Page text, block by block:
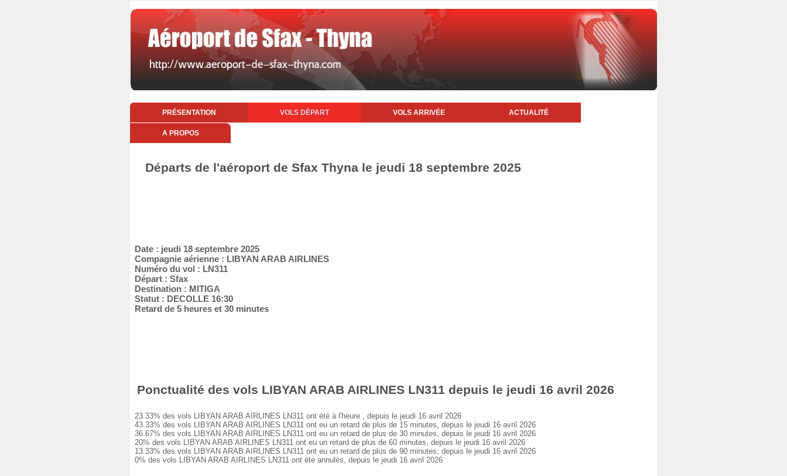
PRÉSENTATION VOLS DÉPART VOLS ARRIVÉE ACTUALITÉ
A PROPOS
Départs de l'aéroport de Sfax Thyna le jeudi 18 septembre 2025
Date : jeudi 18 septembre 2025
Compagnie aérienne : LIBYAN ARAB AIRLINES
Numéro du vol : LN311
Départ : Sfax
Destination : MITIGA
Statut : DECOLLE 16:30
Retard de 5 heures et 30 minutes
Ponctualité des vols LIBYAN ARAB AIRLINES LN311 depuis le jeudi 16 avril 2026
23.33% des vols LIBYAN ARAB AIRLINES LN311 ont été à l'heure , depuis le jeudi 16 avril 2026
43.33% des vols LIBYAN ARAB AIRLINES LN311 ont eu un retard de plus de 15 minutes, depuis le jeudi 16 avril 2026
36.67% des vols LIBYAN ARAB AIRLINES LN311 ont eu un retard de plus de 30 minutes, depuis le jeudi 16 avril 2026
20% des vols LIBYAN ARAB AIRLINES LN311 ont eu un retard de plus de 60 minutes, depuis le jeudi 16 avril 2026
13.33% des vols LIBYAN ARAB AIRLINES LN311 ont eu un retard de plus de 90 minutes, depuis le jeudi 16 avril 2026
0% des vols LIBYAN ARAB AIRLINES LN311 ont été annulés, depuis le jeudi 16 avril 2026